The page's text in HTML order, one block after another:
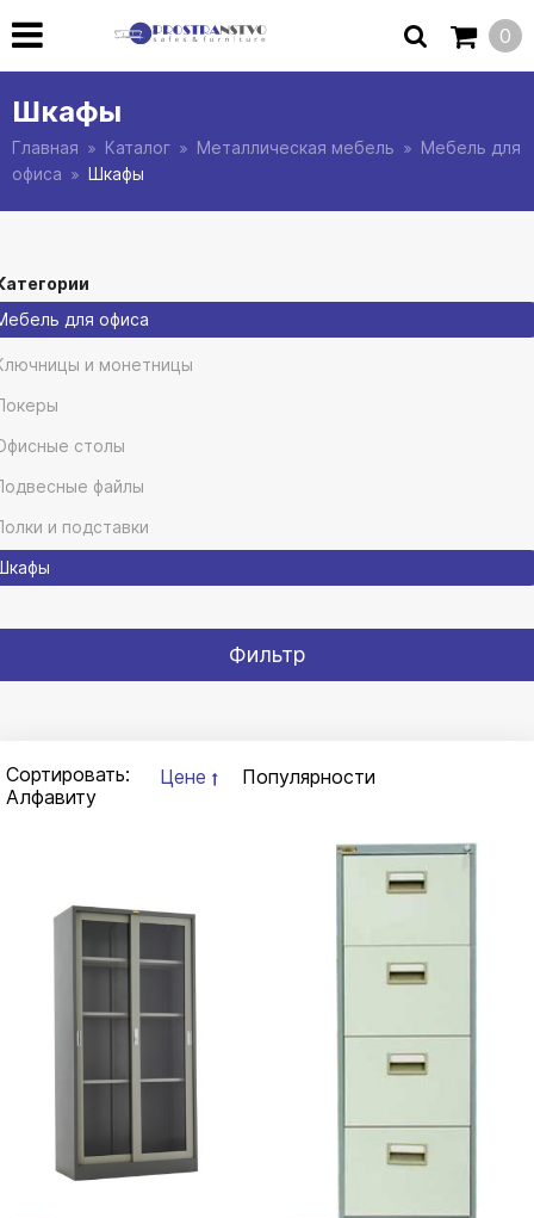
0
Шкафы
Главная Каталог Металлическая мебель
Мебель для
офиса
Шкафы
для офиса
и монетницы
столы
файлы
и подставки
Фильтр
Сортировать: Цене
Популярности
Алфавиту